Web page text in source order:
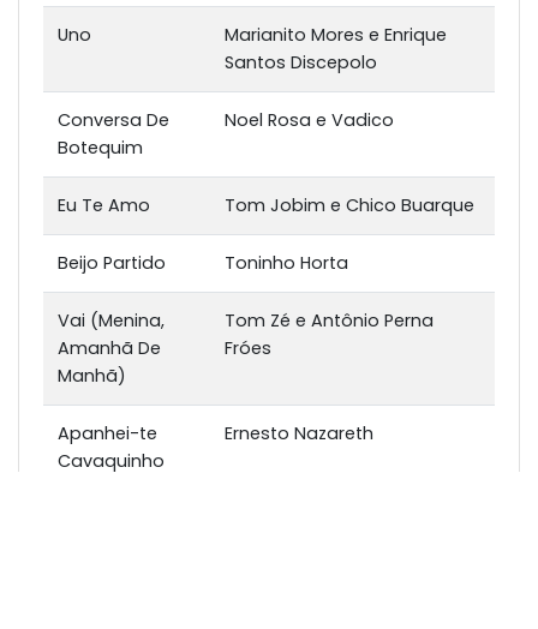
Uno
Marianito Mores e Enrique
Santos Discepolo
Conversa De
Botequim
Noel Rosa e Vadico
Eu Te Amo Tom Jobim e Chico Buarque
Beijo Partido Toninho Horta
Vai (Menina,
Amanhã De
Manhã)
Tom Zé e Antônio Perna
Fróes
Apanhei-te
Cavaquinho
Ernesto Nazareth